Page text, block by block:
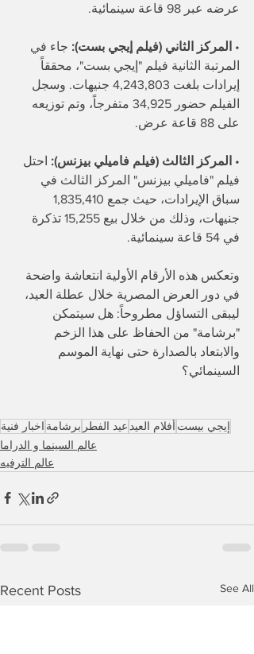
عرضه عبر 98 قاعة سينمائية.
• المركز الثاني (فيلم إيجي بست): جاء في
المرتبة الثانية فيلم "إيجي بست"، محققاً
إيرادات بلغت 4,243,803 جنيهات. وسجل
الفيلم حضور 34,925 متفرجاً، وتم توزيعه
على 88 قاعة عرض.
• المركز الثالث (فيلم فاميلي بيزنس): احتل
فيلم "فاميلي بيزنس" المركز الثالث في
جنيهات، وذلك من خلال بيع 15,255 تذكرة
في 54 قاعة سينمائية.
وتعكس هذه الأرقام الأولية انتعاشة واضحة
في دور العرض المصرية خلال عطلة العيد،
ليبقى التساؤل مطروحاً: هل سيتمكن
"برشامة" من الحفاظ على هذا الزخم
والابتعاد بالصدارة حتى نهاية الموسم
السينمائي؟
اخبار فنية برشامة عيد الفطر أفلام العيد إيجي بيست
عالم السينما و الدراما
عالم الترفيه
Recent Posts See All